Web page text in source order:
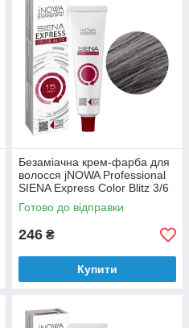
Безаміачна крем-фарба для
волосся jNOWA Professional
SIENA Express Color Blitz 3/6
60 мл
Готово до відправки
246 ₴
Купити